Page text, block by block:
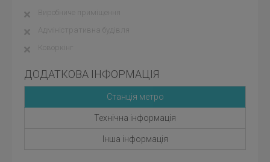
Виробниче приміщення
Адміністративна будівля
Коворкінг
ДОДАТКОВА ІНФОРМАЦІЯ
Станція метро
Технічна інформація
Інша інформація